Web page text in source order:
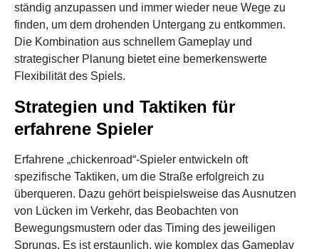
ständig anzupassen und immer wieder neue Wege zu
finden, um dem drohenden Untergang zu entkommen.
Die Kombination aus schnellem Gameplay und
strategischer Planung bietet eine bemerkenswerte
Flexibilität des Spiels.
Strategien und Taktiken für
erfahrene Spieler
Erfahrene „chickenroad“-Spieler entwickeln oft
spezifische Taktiken, um die Straße erfolgreich zu
überqueren. Dazu gehört beispielsweise das Ausnutzen
von Lücken im Verkehr, das Beobachten von
Bewegungsmustern oder das Timing des jeweiligen
Sprungs. Es ist erstaunlich, wie komplex das Gameplay